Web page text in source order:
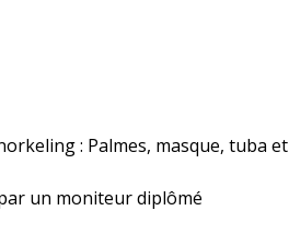
: Palmes, masque, tuba et
un moniteur diplômé